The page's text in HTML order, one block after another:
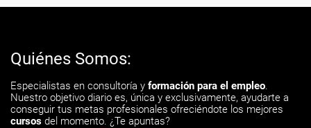
Quiénes Somos:
Especialistas en consultoría y formación para el empleo.
Nuestro objetivo diario es, única y exclusivamente, ayudarte a
conseguir tus metas profesionales ofreciéndote los mejores
cursos del momento. ¿Te apuntas?